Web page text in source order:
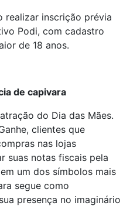
realizar inscrição prévia
Podi, com cadastro
de 18 anos.
de capivara
do Dia das Mães.
clientes que
nas lojas
suas notas fiscais pela
um dos símbolos mais
segue como
presença no imaginário